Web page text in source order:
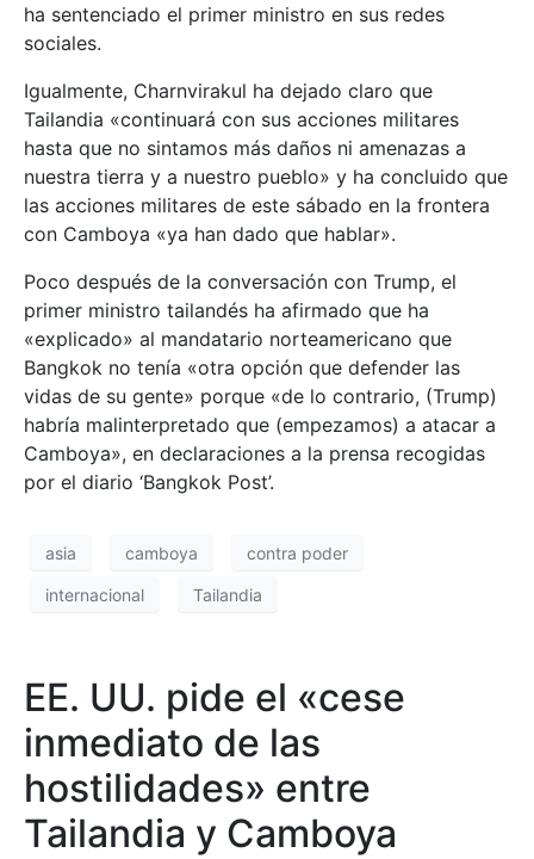
ha sentenciado el primer ministro en sus redes
sociales.
Igualmente, Charnvirakul ha dejado claro que
Tailandia «continuará con sus acciones militares
hasta que no sintamos más daños ni amenazas a
nuestra tierra y a nuestro pueblo» y ha concluido que
las acciones militares de este sábado en la frontera
con Camboya «ya han dado que hablar».
Poco después de la conversación con Trump, el
primer ministro tailandés ha afirmado que ha
«explicado» al mandatario norteamericano que
Bangkok no tenía «otra opción que defender las
vidas de su gente» porque «de lo contrario, (Trump)
habría malinterpretado que (empezamos) a atacar a
Camboya», en declaraciones a la prensa recogidas
por el diario ‘Bangkok Post’.
asia camboya contra poder
internacional Tailandia
EE. UU. pide el «cese
inmediato de las
hostilidades» entre
Tailandia y Camboya